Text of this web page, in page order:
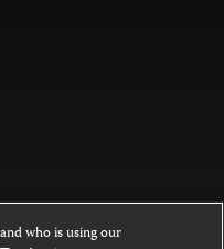
who is using our